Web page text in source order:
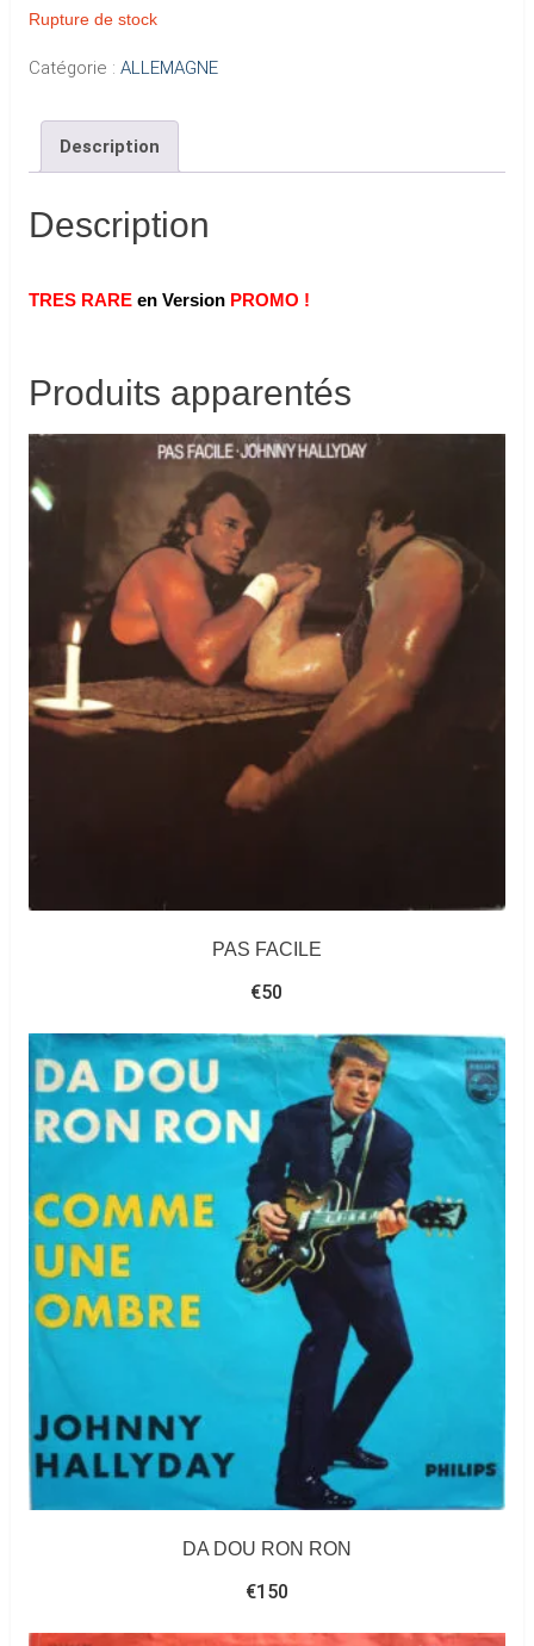
Rupture de stock
Catégorie : ALLEMAGNE
Description
Description
TRES RARE en VersionPROMO !
Produits apparentés
PAS FACILE
€50
DA DOU RON RON
€150